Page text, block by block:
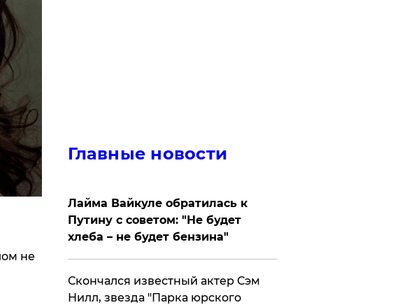
не
Главные новости
Лайма Вайкуле обратилась к
Путину с советом: "Не будет
хлеба – не будет бензина"
Скончался известный актер Сэм
Нилл, звезда "Парка юрского